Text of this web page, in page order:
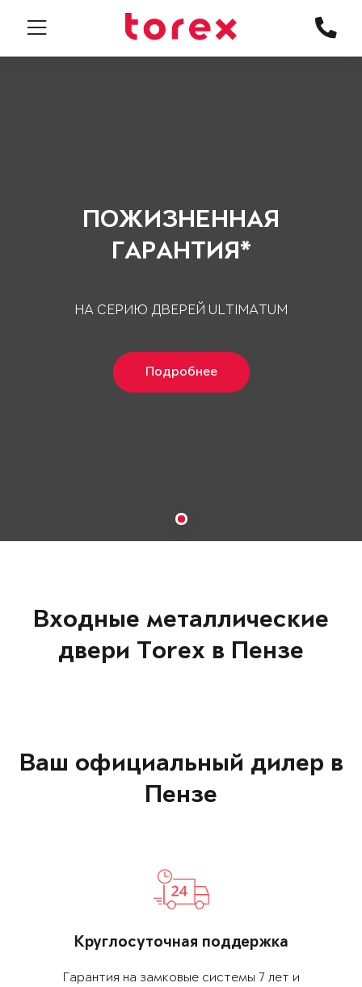
ПОЖИЗНЕННАЯ
ГАРАНТИЯ*
НА СЕРИЮ ДВЕРЕЙ ULTIMATUM
Подробнее
Входные металлические
двери Torex в Пензе
Ваш официальный дилер в
Пензе
Круглосуточная поддержка
Гарантия на замковые системы 7 лет и